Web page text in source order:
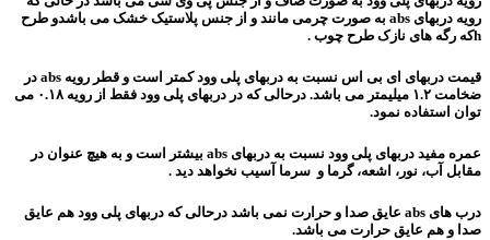
رویه دربهای abs به صورت چرمی مانند و از جنس پلاستیک خشک می باشدو طرح
hکه رگه های نازک طرح چوب .
قیمت دربهای ای بی اس نسبت به دربهای پلی وود کمتر است و قطر رویه abs در
ضخامت ۱.۲ میلیمتر می باشد. درحالی که در دربهای پلی وود فقط از رویه ۰.۱۸ می
توان استفاده نمود.
عمره مفید دربهای پلی وود نسبت به دربهای abs بیشتر است و به هیچ عنوان در
مقابل آب، نور، اشعه، گرما و سرما آسیب نخواهد دید .
درب های abs عایق صدا و حرارت نمی باشد درحالی که دربهای پلی وود هم عایق
صدا و هم عایق حرارت می باشد.